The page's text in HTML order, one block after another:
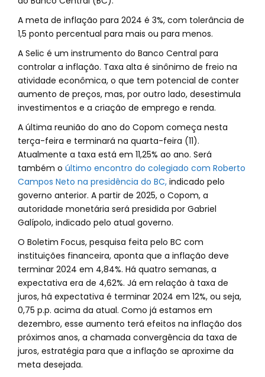
A meta de inflação para 2024 é 3%, com tolerância de
1,5 ponto percentual para mais ou para menos.
A Selic é um instrumento do Banco Central para
controlar a inflação. Taxa alta é sinônimo de freio na
atividade econômica, o que tem potencial de conter
aumento de preços, mas, por outro lado, desestimula
investimentos e a criação de emprego e renda.
A última reunião do ano do Copom começa nesta
terça-feira e terminará na quarta-feira (11).
Atualmente a taxa está em 11,25% ao ano. Será
também o último encontro do colegiado com Roberto
Campos Neto na presidência do BC, indicado pelo
governo anterior. A partir de 2025, o Copom, a
autoridade monetária será presidida por Gabriel
Galípolo, indicado pelo atual governo.
O Boletim Focus, pesquisa feita pelo BC com
instituições financeira, aponta que a inflação deve
terminar 2024 em 4,84%. Há quatro semanas, a
expectativa era de 4,62%. Já em relação à taxa de
juros, há expectativa é terminar 2024 em 12%, ou seja,
0,75 p.p. acima da atual. Como já estamos em
dezembro, esse aumento terá efeitos na inflação dos
próximos anos, a chamada convergência da taxa de
juros, estratégia para que a inflação se aproxime da
meta desejada.